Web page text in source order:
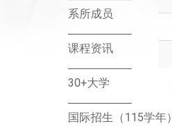
系所成员
课程资讯
30+大学
国际招生（115学年）